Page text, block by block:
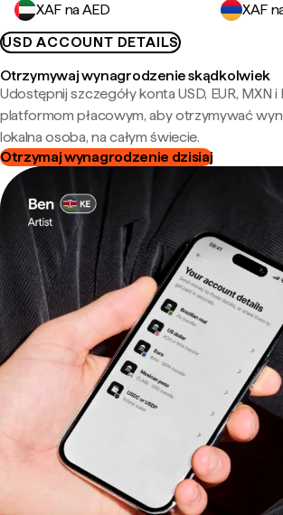
XAF na AED
XAF
USD ACCOUNT DETAILS
Otrzymywaj wynagrodzenie skądkolwiek
Udostępnij szczegóły konta USD, EUR, MXN i
platformom płacowym, aby otrzymywać
lokalna osoba, na całym świecie.
Otrzymaj wynagrodzenie dzisiaj